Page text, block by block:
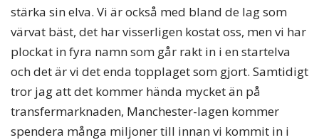
stärka sin elva. Vi är också med bland de lag som
värvat bäst, det har visserligen kostat oss, men vi har
plockat in fyra namn som går rakt in i en startelva
och det är vi det enda topplaget som gjort. Samtidigt
tror jag att det kommer hända mycket än på
transfermarknaden, Manchester-lagen kommer
spendera många miljoner till innan vi kommit in i